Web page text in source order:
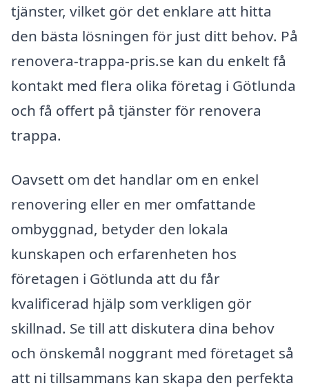
tjänster, vilket gör det enklare att hitta
den bästa lösningen för just ditt behov. På
renovera-trappa-pris.se kan du enkelt få
kontakt med flera olika företag i Götlunda
och få offert på tjänster för renovera
trappa.
Oavsett om det handlar om en enkel
renovering eller en mer omfattande
ombyggnad, betyder den lokala
kunskapen och erfarenheten hos
företagen i Götlunda att du får
kvalificerad hjälp som verkligen gör
skillnad. Se till att diskutera dina behov
och önskemål noggrant med företaget så
att ni tillsammans kan skapa den perfekta